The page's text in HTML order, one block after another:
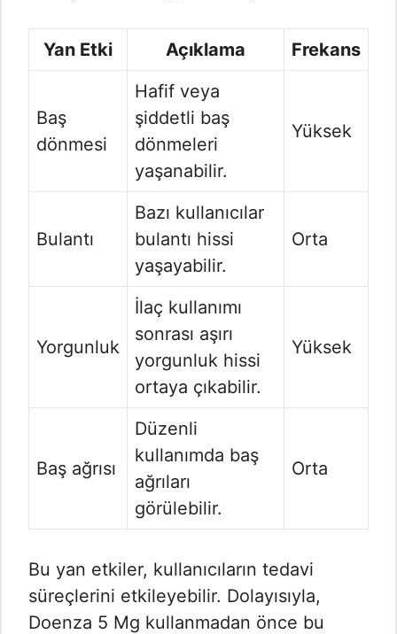
Yan Etki Açıklama Frekans
Baş
dönmesi
Hafif veya
şiddetli baş
dönmeleri
yaşanabilir.
Yüksek
Bulantı
Bazı kullanıcılar
bulantı hissi
yaşayabilir.
Orta
Yorgunluk
İlaç kullanımı
sonrası aşırı
yorgunluk hissi
ortaya çıkabilir.
Yüksek
Baş ağrısı
Düzenli
kullanımda baş
ağrıları
görülebilir.
Orta
Bu yan etkiler, kullanıcıların tedavi
süreçlerini etkileyebilir. Dolayısıyla,
Doenza 5 Mg kullanmadan önce bu